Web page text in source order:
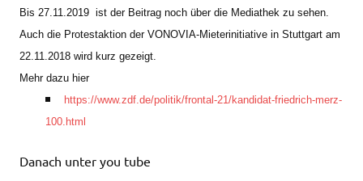
Bis 27.11.2019 ist der Beitrag noch über die Mediathek zu sehen.
Auch die Protestaktion der VONOVIA-Mieterinitiative in Stuttgart am
22.11.2018 wird kurz gezeigt.
Mehr dazu hier
https://www.zdf.de/politik/frontal-21/kandidat-friedrich-merz-
100.html
Danach unter you tube